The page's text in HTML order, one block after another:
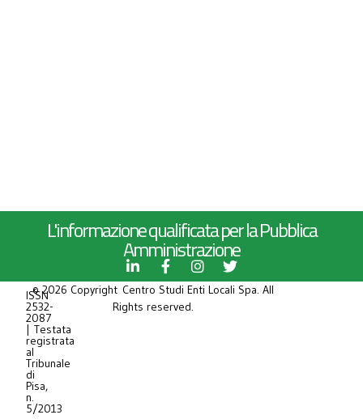
L'informazione qualificata per la Pubblica
Amministrazione
ISSN
2532-
2087
| Testata
registrata
al
Tribunale
di
Pisa,
n.
5/2013
© 2026 Copyright Centro Studi Enti Locali Spa. All
Rights reserved.